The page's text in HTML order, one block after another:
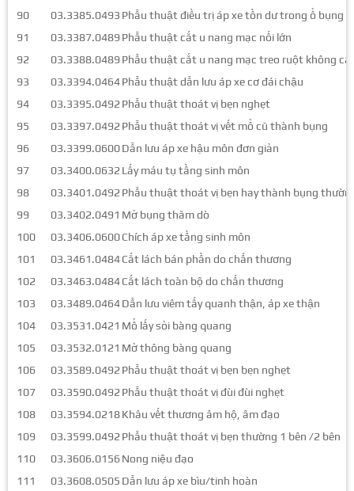
90
03.3385.0493 Phẫu thuật điều trị áp xe tồn dư trong ổ bụng
91
03.3387.0489 Phẫu thuật cắt u nang mạc nối lớn
92
03.3388.0489 Phẫu thuật cắt u nang mạc treo ruột không
93
03.3394.0464Phẫu thuật dẫn lưu áp xe cơ đái chậu
94
03.3395.0492 Phẫu thuật thoát vị bẹn nghẹt
95
03.3397.0492 Phẫu thuật thoát vị vết mổ cũ thành bụng
96
03.3399.0600Dẫn lưu áp xe hậu môn đơn giản
97
03.3400.0632 Lấy máu tụ tầng sinh môn
98
03.3401.0492 Phẫu thuật thoát vị bẹn hay thành bụng
99
03.3402.0491 Mở bụng thăm dò
100
03.3406.0600Chích áp xe tầng sinh môn
101
03.3461.0484Cắt lách bán phần do chấn thương
102
03.3463.0484Cắt lách toàn bộ do chấn thương
103
03.3489.0464Dẫn lưu viêm tấy quanh thận, áp xe thận
104
03.3531.0421 Mổ lấy sỏi bàng quang
105
03.3532.0121 Mở thông bàng quang
106
03.3589.0492 Phẫu thuật thoát vị bẹn bẹn nghẹt
107
03.3590.0492 Phẫu thuật thoát vị đùi đùi nghẹt
108
03.3594.0218Khâu vết thương âm hộ, âm đạo
109
03.3599.0492 Phẫu thuật thoát vị bẹn thường 1 bên /2 bên
110
03.3606.0156 Nong niệu đạo
111
03.3608.0505 Dẫn lưu áp xe bìu/tinh hoàn